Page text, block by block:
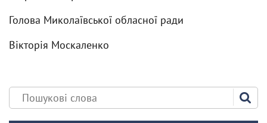
Голова Миколаївської обласної ради
Вікторія Москаленко